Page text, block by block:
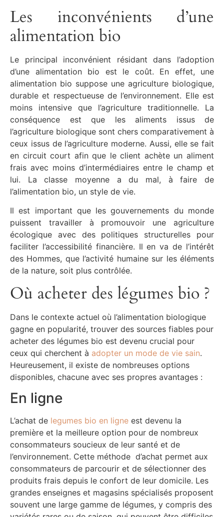
Les inconvénients d’une
alimentation bio
Le principal inconvénient résidant dans l’adoption
d’une alimentation bio est le coût. En effet, une
alimentation bio suppose une agriculture biologique,
durable et respectueuse de l’environnement. Elle est
moins intensive que l’agriculture traditionnelle. La
conséquence est que les aliments issus de
l’agriculture biologique sont chers comparativement à
ceux issus de l’agriculture moderne. Aussi, elle se fait
en circuit court afin que le client achète un aliment
frais avec moins d’intermédiaires entre le champ et
lui. La classe moyenne a du mal, à faire de
l’alimentation bio, un style de vie.
Il est important que les gouvernements du monde
puissent travailler à promouvoir une agriculture
écologique avec des politiques structurelles pour
faciliter l’accessibilité financière. Il en va de l’intérêt
des Hommes, que l’activité humaine sur les éléments
de la nature, soit plus contrôlée.
Où acheter des légumes bio ?
Dans le contexte actuel où l’alimentation biologique
gagne en popularité, trouver des sources fiables pour
acheter des légumes bio est devenu crucial pour
ceux qui cherchent à adopter un mode de vie sain.
Heureusement, il existe de nombreuses options
disponibles, chacune avec ses propres avantages :
En ligne
L’achat de legumes bio en ligne est devenu la
première et la meilleure option pour de nombreux
consommateurs soucieux de leur santé et de
l’environnement. Cette méthode d’achat permet aux
consommateurs de parcourir et de sélectionner des
produits frais depuis le confort de leur domicile. Les
grandes enseignes et magasins spécialisés proposent
souvent une large gamme de légumes, y compris des